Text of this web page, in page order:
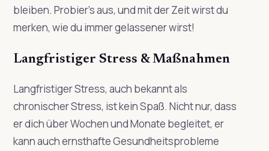
bleiben. Probier’s aus, und mit der Zeit wirst du
merken, wie du immer gelassener wirst!
Langfristiger Stress & Maßnahmen
Langfristiger Stress, auch bekannt als
chronischer Stress, ist kein Spaß. Nicht nur, dass
er dich über Wochen und Monate begleitet, er
kann auch ernsthafte Gesundheitsprobleme